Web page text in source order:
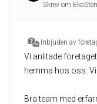
Skrev om
Inbjuden av
Vi anlitade
hemma hos oss.
Bra team med